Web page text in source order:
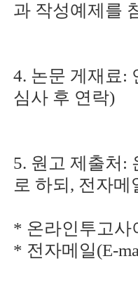
과 작성예제를
4. 논문 게재료:
심사 후 연락)
5. 원고 제출처:
로 하되, 전자
* 온라인투고
* 전자메일(E-